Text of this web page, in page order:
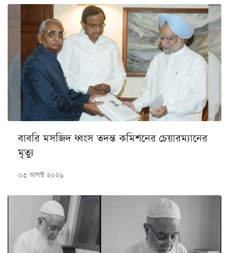
বাবরি মসজিদ ধ্বংস তদন্ত কমিশনের চেয়ারম্যানের
মৃত্যু
০৩ আগস্ট ২০২৬